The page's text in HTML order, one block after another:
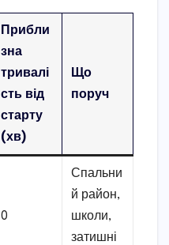
Прибли
зна
тривалі
сть від
старту
(хв)
Що
поруч
0
Спальни
й район,
школи,
затишні